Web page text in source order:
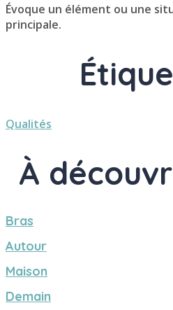
Évoque un élément ou une
principale.
Qualités
À
Bras
Autour
Maison
Demain